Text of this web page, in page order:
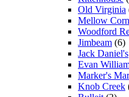
Old Virginia
Mellow Corn
Woodford
Jimbeam (6)
Jack Daniel's
Evan
Marker's
Knob Creek